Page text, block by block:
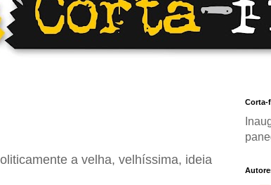
a velha, velhíssima, ideia
Corta-